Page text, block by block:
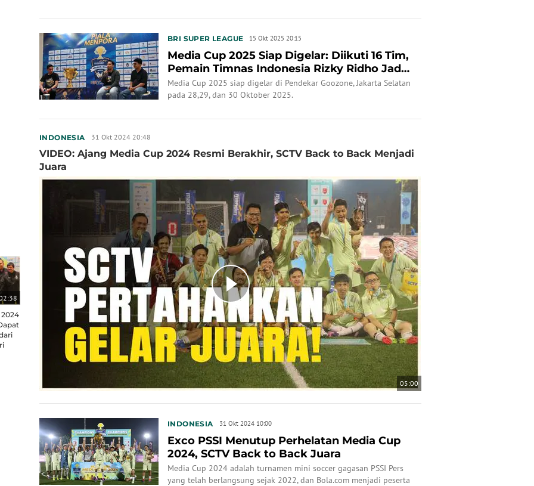
2024
BRI SUPER LEAGUE 15 Okt 2025 20:15
Media Cup 2025 Siap Digelar: Diikuti 16 Tim,
Pemain Timnas Indonesia Rizky Ridho Jadi
Bran...
Media Cup 2025 siap digelar di Pendekar Goozone, Jakarta Selatan
pada 28,29, dan 30 Oktober 2025.
INDONESIA 31 Okt 2024 20:48
VIDEO: Ajang Media Cup 2024 Resmi Berakhir, SCTV Back to Back Menjadi
Juara
05:00
INDONESIA 31 Okt 2024 10:00
Exco PSSI Menutup Perhelatan Media Cup
2024, SCTV Back to Back Juara
Media Cup 2024 adalah turnamen mini soccer gagasan PSSI Pers
yang telah berlangsung sejak 2022, dan Bola.com menjadi peserta